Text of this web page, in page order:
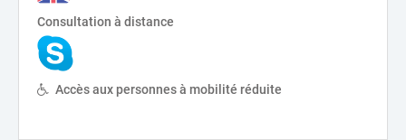
Consultation à distance
Accès aux personnes à mobilité réduite